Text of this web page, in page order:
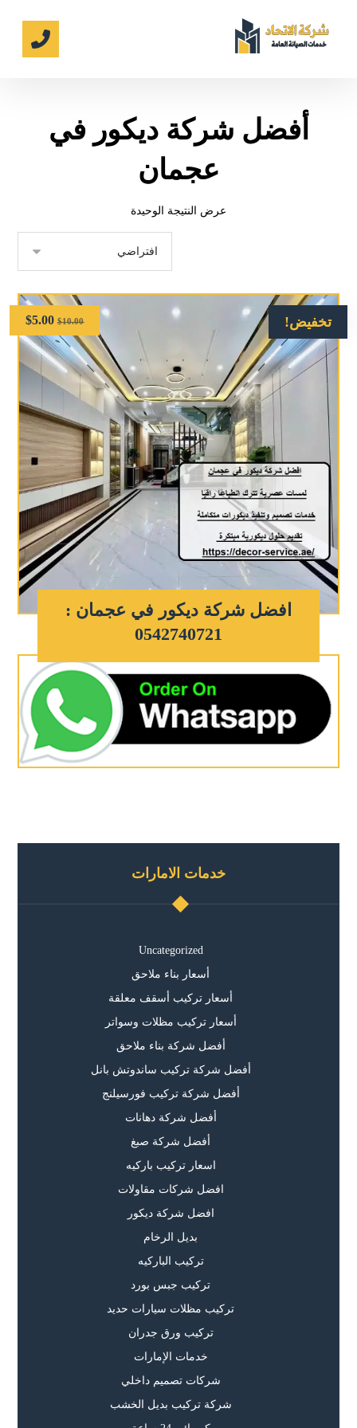
أفضل شركة ديكور في
عجمان
عرض النتيجة الوحيدة
تخفيض!
افضل شركة ديكور في عجمان :
0542740721
$10.00
$5.00
خدمات الامارات
Uncategorized
أسعار بناء ملاحق
أسعار تركيب أسقف معلقة
أسعار تركيب مظلات وسواتر
أفضل شركة بناء ملاحق
أفضل شركة تركيب ساندوتش بانل
أفضل شركة تركيب فورسيلنج
أفضل شركة دهانات
أفضل شركة صبغ
اسعار تركيب باركيه
افضل شركات مقاولات
افضل شركة ديكور
بديل الرخام
تركيب الباركيه
تركيب جبس بورد
تركيب مظلات سيارات حديد
تركيب ورق جدران
خدمات الإمارات
شركات تصميم داخلي
شركة تركيب بديل الخشب